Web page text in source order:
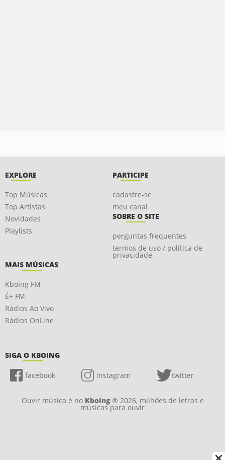
EXPLORE
Top Músicas
Top Artistas
Novidades
Playlists
PARTICIPE
cadastre-se
meu canal
SOBRE O SITE
perguntas frequentes
termos de uso / política de
privacidade
MAIS MÚSICAS
Kboing FM
É+ FM
Rádios Ao Vivo
Rádios OnLine
SIGA O KBOING
facebook instagram twitter
Ouvir música é no Kboing® 2026, milhões de letras e
músicas para ouvir